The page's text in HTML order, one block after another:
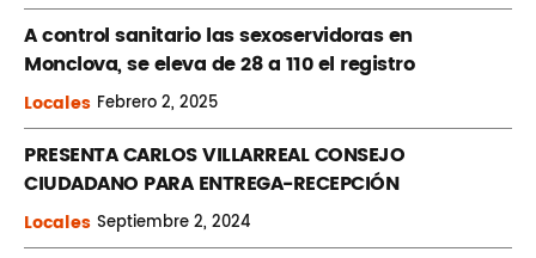
A control sanitario las sexoservidoras en
Monclova, se eleva de 28 a 110 el registro
Locales Febrero2, 2025
PRESENTA CARLOS VILLARREAL CONSEJO
CIUDADANO PARA ENTREGA-RECEPCIÓN
Locales Septiembre2, 2024